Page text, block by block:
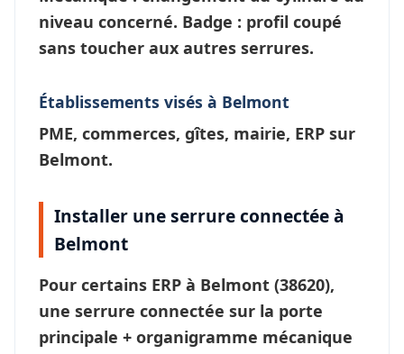
niveau concerné. Badge : profil coupé
sans toucher aux autres serrures.
Établissements visés à Belmont
PME, commerces, gîtes, mairie, ERP sur
Belmont.
Installer une serrure connectée à
Belmont
Pour certains ERP à Belmont (38620),
une serrure connectée sur la porte
principale + organigramme mécanique